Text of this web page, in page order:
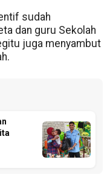
sudah
dan guru Sekolah
juga menyambut